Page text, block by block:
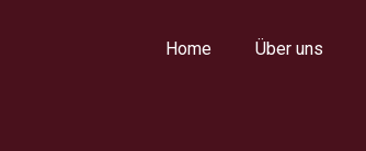
Home Über uns